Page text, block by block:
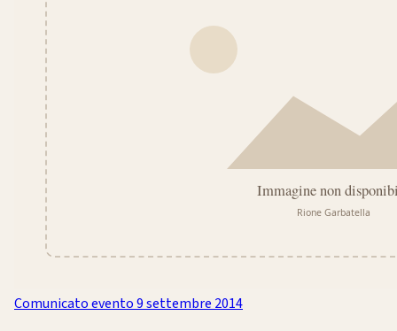
Comunicato evento9 settembre 2014